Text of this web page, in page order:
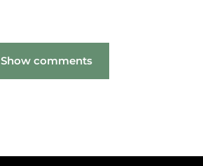
Show comments